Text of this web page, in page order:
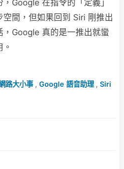
Google 在指令的「定義」
間，但如果回到 Siri 剛推出
，Google 真的是一推出就蠻
路大小事, Google 語音助理 , Siri